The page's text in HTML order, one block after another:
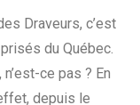
Draveurs, c’est
du Québec.
ce pas ? En
depuis le